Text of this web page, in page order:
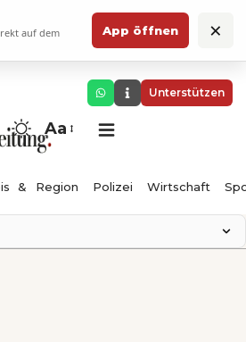
auf dem
App öffnen ×
Unterstützen
Aa
& Region Polizei Wirtschaft